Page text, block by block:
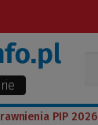
PIP 2026